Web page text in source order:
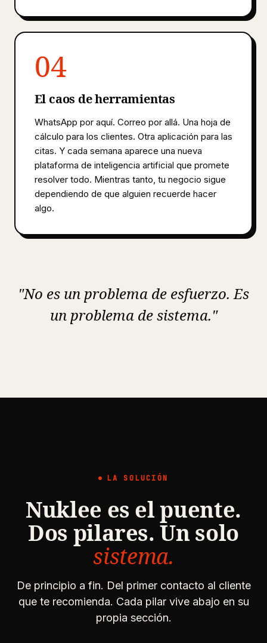
04
El caos de herramientas
WhatsApp por aquí. Correo por allá. Una hoja de
cálculo para los clientes. Otra aplicación para las
citas. Y cada semana aparece una nueva
plataforma de inteligencia artificial que promete
resolver todo. Mientras tanto, tu negocio sigue
dependiendo de que alguien recuerde hacer
algo.
"No es un problema de esfuerzo. Es
un problema de sistema."
LA SOLUCIÓN
Nuklee es el puente.
Dos pilares. Un solo
sistema.
De principio a fin. Del primer contacto al cliente
que te recomienda. Cada pilar vive abajo en su
propia sección.